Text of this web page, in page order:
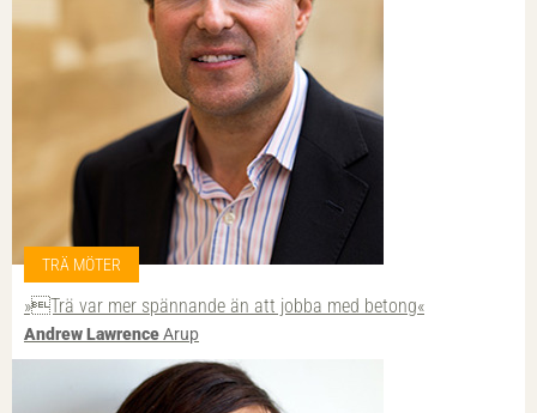
TRÄ MÖTER
»Trä var mer spännande än att jobba med betong«
Andrew LawrenceArup